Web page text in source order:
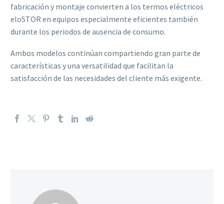
fabricación y montaje convierten a los termos eléctricos
eloSTOR en equipos especialmente eficientes también
durante los periodos de ausencia de consumo.
Ambos modelos continúan compartiendo gran parte de
características y una versatilidad que facilitan la
satisfacción de las necesidades del cliente más exigente.